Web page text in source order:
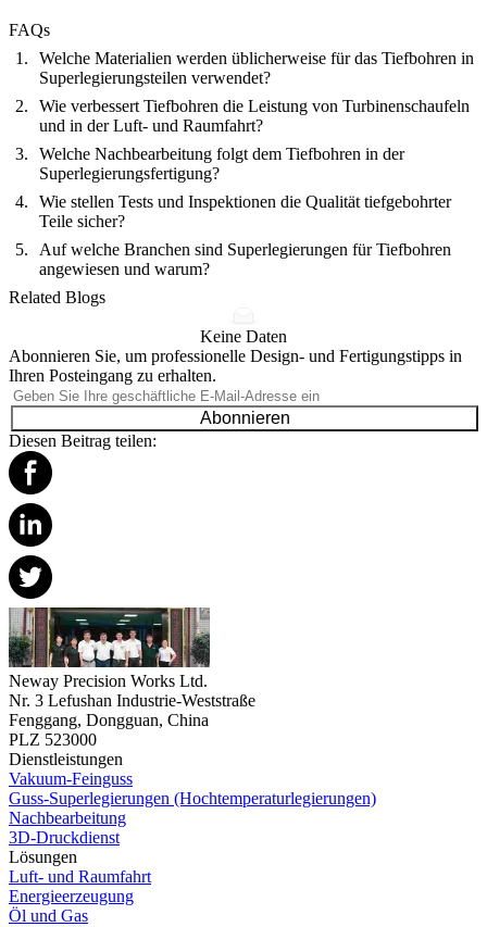
FAQs
Welche Materialien werden üblicherweise für das Tiefbohren in
Superlegierungsteilen verwendet?
Wie verbessert Tiefbohren die Leistung von Turbinenschaufeln
und in der Luft- und Raumfahrt?
Welche Nachbearbeitung folgt dem Tiefbohren in der
Superlegierungsfertigung?
Wie stellen Tests und Inspektionen die Qualität tiefgebohrter
Teile sicher?
Auf welche Branchen sind Superlegierungen für Tiefbohren
angewiesen und warum?
Related Blogs
Keine Daten
Abonnieren Sie, um professionelle Design- und Fertigungstipps in
Ihren Posteingang zu erhalten.
Abonnieren
Diesen Beitrag teilen:
Neway Precision Works Ltd.
Nr. 3 Lefushan Industrie-Weststraße
Fenggang, Dongguan, China
PLZ 523000
Dienstleistungen
Vakuum-Feinguss
Guss-Superlegierungen (Hochtemperaturlegierungen)
Nachbearbeitung
3D-Druckdienst
Lösungen
Luft- und Raumfahrt
Energieerzeugung
Öl und Gas